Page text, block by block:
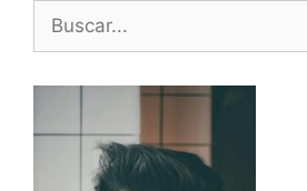
Buscar: